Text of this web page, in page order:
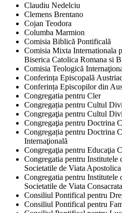
Claudiu Nedelciu
Clemens Brentano
Cojan Teodora
Columba Marmion
Comisia Biblică Pontificală
Comisia Mixta Internationala
Biserica Catolica Romana si
Comisia Teologică
Conferința Episcopală
Conferința Episcopilor din
Congregatia pentru Cler
Congregația pentru Cultul
Congregaţia pentru Cultul
Congregaţia pentru Doctrina
Congregația pentru Doctrina
Internaţională
Congregaţia pentru Educaţia
Congregatia pentru Institutele
Societatile de Viata Apostolica
Congregatia pentru Institutele
Societatile de Viata Consacrata
Consiliul Pontifical pentru
Consiliul Pontifical pentru